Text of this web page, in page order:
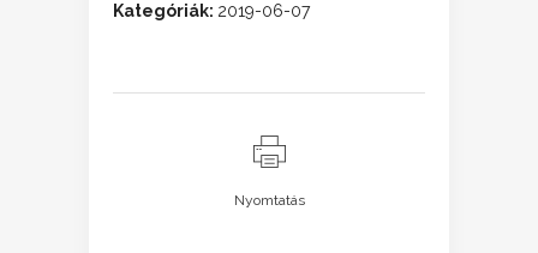
Kategóriák: 2019-06-07
Nyomtatás